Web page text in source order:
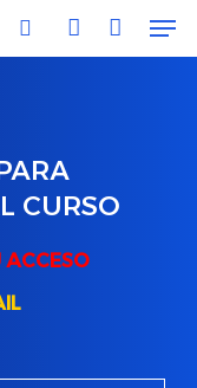
searchaccount
CURSO
ACCESO
Menu